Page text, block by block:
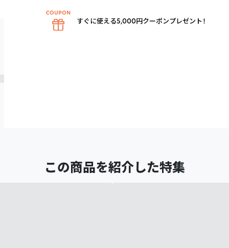
この商品を紹介した特集
すぐに使える5,000円クーポンプレゼント！